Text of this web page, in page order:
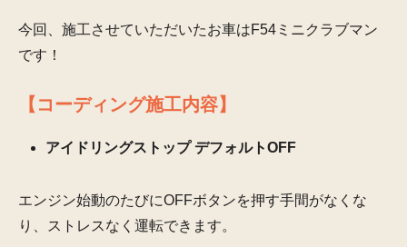
今回、施工させていただいたお車はF54ミニクラブマン
です！
【コーディング施工内容】
アイドリングストップ デフォルトOFF
エンジン始動のたびにOFFボタンを押す手間がなくな
り、ストレスなく運転できます。